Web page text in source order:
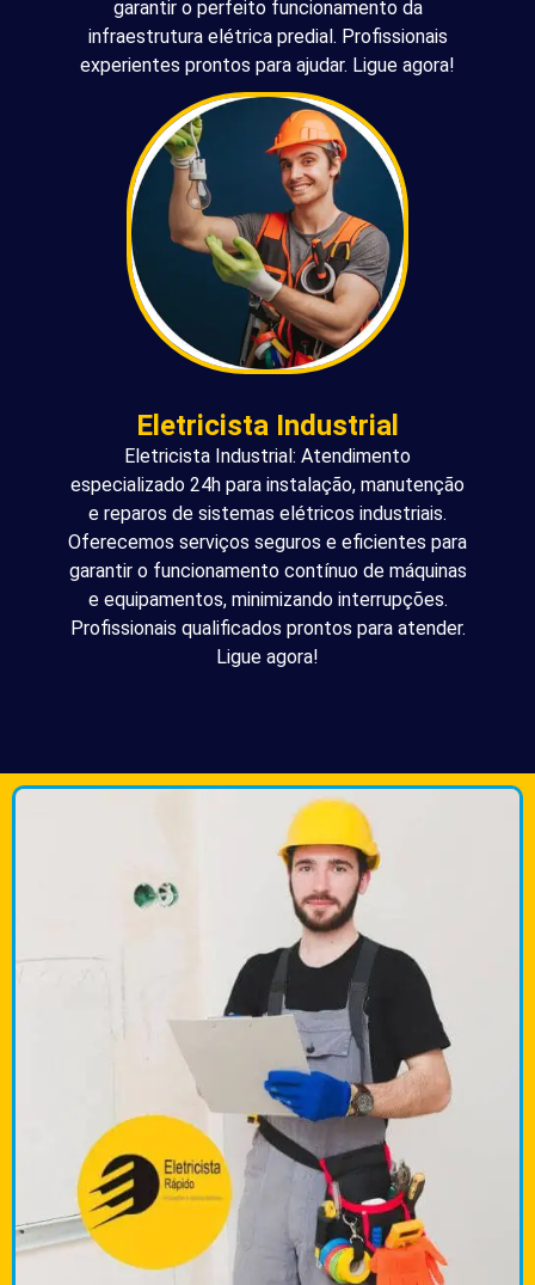
garantir o perfeito funcionamento da
infraestrutura elétrica predial. Profissionais
experientes prontos para ajudar. Ligue agora!
Eletricista Industrial
Eletricista Industrial: Atendimento
especializado 24h para instalação, manutenção
e reparos de sistemas elétricos industriais.
Oferecemos serviços seguros e eficientes para
garantir o funcionamento contínuo de máquinas
e equipamentos, minimizando interrupções.
Profissionais qualificados prontos para atender.
Ligue agora!